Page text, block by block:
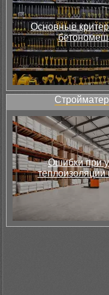
Основные
Ошибки при